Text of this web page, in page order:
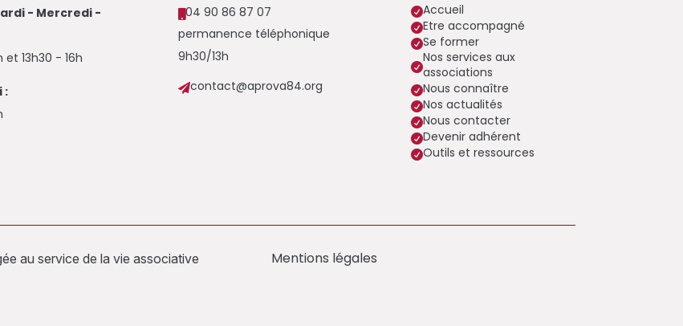
- Mercredi -
et 13h30 - 16h
:
04 90 86 87 07
permanence téléphonique
9h30/13h
contact@aprova84.org
Accueil
Etre accompagné
Se former

Nos services aux
associations
Nous connaître
Nos actualités
Nous contacter
Devenir adhérent
Outils et ressources
au service de la vie associative
Mentions légales